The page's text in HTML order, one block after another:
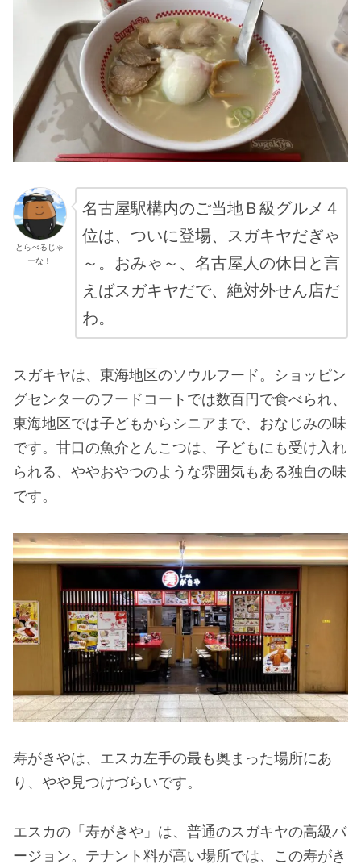
とらべるじゃ
ーな！
名古屋駅構内のご当地Ｂ級グルメ４
位は、ついに登場、スガキヤだぎゃ
～。おみゃ～、名古屋人の休日と言
えばスガキヤだで、絶対外せん店だ
わ。
スガキヤは、東海地区のソウルフード。ショッピン
グセンターのフードコートでは数百円で食べられ、
東海地区では子どもからシニアまで、おなじみの味
です。甘口の魚介とんこつは、子どもにも受け入れ
られる、ややおやつのような雰囲気もある独自の味
です。
寿がきやは、エスカ左手の最も奥まった場所にあ
り、やや見つけづらいです。
エスカの「寿がきや」は、普通のスガキヤの高級バ
ージョン。テナント料が高い場所では、この寿がき